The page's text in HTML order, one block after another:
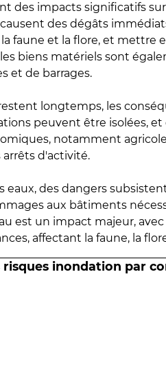
des impacts significatifs
des dégâts
faune et la flore, et mettre
biens matériels sont
et de barrages.
longtemps, les
peuvent être isolées,
notamment
d'activité.
eaux, des dangers
aux bâtiments
est un impact majeur,
affectant la faune, la
inondation par